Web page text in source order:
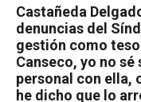
Castañeda
denuncias del
gestión como
Canseco, yo no
personal con ella,
he dicho que lo